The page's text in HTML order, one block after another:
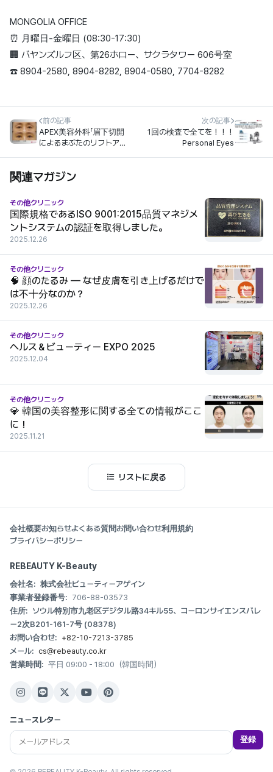
MONGOLIA OFFICE
⏰ 月曜日-金曜日 (08:30-17:30)
🏢 バヤンズルフ区、第26ホロー、サクラタワー 606号室
☎️ 8904-2580, 8904-8282, 8904-0580, 7704-8282
前の記事
APEX美容外科「眉下切開
によるまぶたのリフトアッ
次の記事
1回の検査で全てを！！！
Personal Eyes
関連マガジン
その他クリニック
国際規格であるISO 9001:2015品質マネジメ
ントシステムの認証を取得しました。
2025.12.26
その他クリニック
🧠 顔のたるみ — なぜ皮膚を引き上げるだけで
は不十分なのか？
2025.12.26
その他クリニック
ヘルス＆ビューティー EXPO 2025
2025.12.04
その他クリニック
💎 韓国の美容整形に関する全ての情報がここ
に！
2025.11.21
リストに戻る
会社概要お知らせよくある質問お問い合わせ利用規約
プライバシーポリシー
REBEAUTY K-Beauty
会社名: 株式会社ビューティーアゲイン
事業者登録番号: 706-88-03573
住所: ソウル特別市九老区デジタル路34キル55、コーロンサイエンスバレ
ー2次B201-161-7号 (08378)
お問い合わせ: +82-10-7213-3785
メール: cs@rebeauty.co.kr
営業時間: 平日 09:00 - 18:00（韓国時間）
ニュースレター
登録